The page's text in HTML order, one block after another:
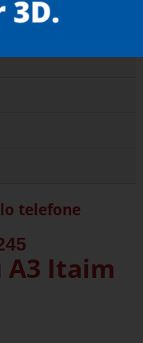
telefone
A3 Itaim